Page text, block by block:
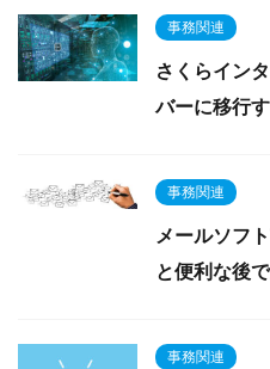
事務関連
さくらイン
バーに移行
事務関連
メールソフ
と便利な後
事務関連